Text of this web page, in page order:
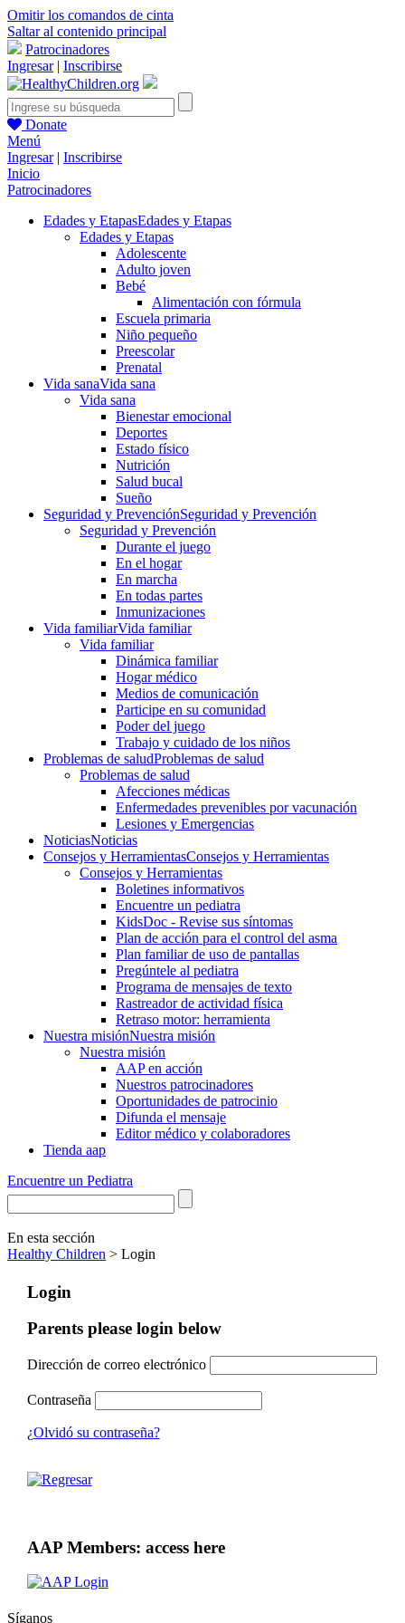
Omitir los comandos de cinta
Saltar al contenido principal
Patrocinadores
Ingresar| Inscribirse
Donate
Menú
Ingresar| Inscribirse
Inicio
Patrocinadores
Edades y EtapasEdades y Etapas
Edades y Etapas
Adolescente
Adulto joven
Bebé
Alimentación con fórmula
Escuela primaria
Niño pequeño
Preescolar
Prenatal
Vida sanaVida sana
Vida sana
Bienestar emocional
Deportes
Estado físico
Nutrición
Salud bucal
Sueño
Seguridad y PrevenciónSeguridad y Prevención
Seguridad y Prevención
Durante el juego
En el hogar
En marcha
En todas partes
Inmunizaciones
Vida familiarVida familiar
Vida familiar
Dinámica familiar
Hogar médico
Medios de comunicación
Participe en su comunidad
Poder del juego
Trabajo y cuidado de los niños
Problemas de saludProblemas de salud
Problemas de salud
Afecciones médicas
Enfermedades prevenibles por vacunación
Lesiones y Emergencias
NoticiasNoticias
Consejos y HerramientasConsejos y Herramientas
Consejos y Herramientas
Boletines informativos
Encuentre un pediatra
KidsDoc - Revise sus síntomas
Plan de acción para el control del asma
Plan familiar de uso de pantallas
Pregúntele al pediatra
Programa de mensajes de texto
Rastre​​ador de activida​d física
Retraso motor: herramienta
Nuestra misiónNuestra misión
Nuestra misión
AAP en acción
Nuestros patrocinadores
Oportunidades de patrocinio
Difunda el mensaje
Editor médico y colaboradores
Tienda aap
Encuentre un Pediatra
En esta sección
Healthy Children > Login
Login
Parents please login below
Dirección de correo electrónico
Contraseña
¿Olvidó su contraseña?
AAP Members: access here
Síganos